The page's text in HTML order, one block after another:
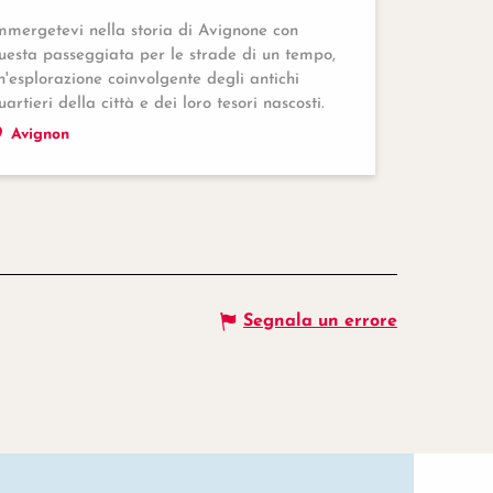
nella storia di Avignone con
passeggiata per le strade di un tempo,
coinvolgente degli antichi
della città e dei loro tesori nascosti.
Avignon
Segnala un errore